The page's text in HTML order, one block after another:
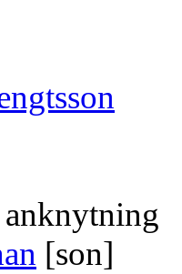
[son]